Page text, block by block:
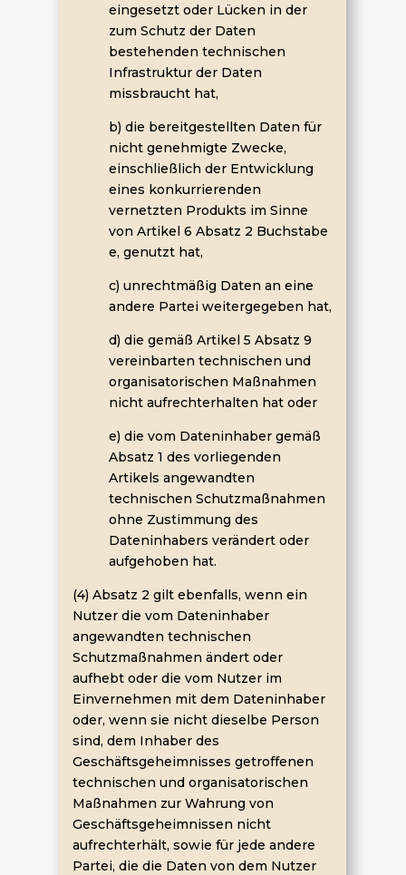
eingesetzt oder Lücken in der
zum Schutz der Daten
bestehenden technischen
Infrastruktur der Daten
missbraucht hat,
b) die bereitgestellten Daten für
nicht genehmigte Zwecke,
einschließlich der Entwicklung
eines konkurrierenden
vernetzten Produkts im Sinne
von Artikel 6 Absatz 2 Buchstabe
e, genutzt hat,
c) unrechtmäßig Daten an eine
andere Partei weitergegeben hat,
d) die gemäß Artikel 5 Absatz 9
vereinbarten technischen und
organisatorischen Maßnahmen
nicht aufrechterhalten hat oder
e) die vom Dateninhaber gemäß
Absatz 1 des vorliegenden
Artikels angewandten
technischen Schutzmaßnahmen
ohne Zustimmung des
Dateninhabers verändert oder
aufgehoben hat.
(4) Absatz 2 gilt ebenfalls, wenn ein
Nutzer die vom Dateninhaber
angewandten technischen
Schutzmaßnahmen ändert oder
aufhebt oder die vom Nutzer im
Einvernehmen mit dem Dateninhaber
oder, wenn sie nicht dieselbe Person
sind, dem Inhaber des
Geschäftsgeheimnisses getroffenen
technischen und organisatorischen
Maßnahmen zur Wahrung von
Geschäftsgeheimnissen nicht
aufrechterhält, sowie für jede andere
Partei, die die Daten von dem Nutzer